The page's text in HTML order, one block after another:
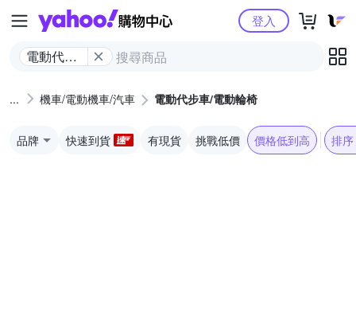
Yahoo購物中心
電動代步
椅
登入
機車/電動機車/汽車 電動代步車/電動輪椅
品牌 快速到貨 有現貨 挑戰低價 價格低到高 排序